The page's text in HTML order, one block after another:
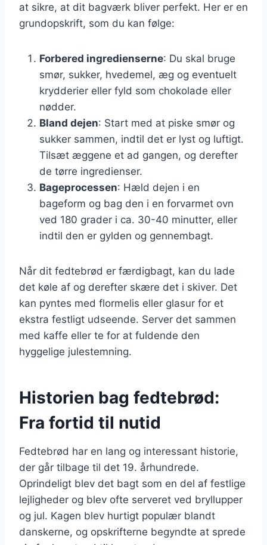
at sikre, at dit bagværk bliver perfekt. Her er en
grundopskrift, som du kan følge:
Forbered ingredienserne: Du skal bruge
smør, sukker, hvedemel, æg og eventuelt
krydderier eller fyld som chokolade eller
nødder.
Bland dejen: Start med at piske smør og
sukker sammen, indtil det er lyst og luftigt.
Tilsæt æggene et ad gangen, og derefter
de tørre ingredienser.
Bageprocessen: Hæld dejen i en
bageform og bag den i en forvarmet ovn
ved 180 grader i ca. 30-40 minutter, eller
indtil den er gylden og gennembagt.
Når dit fedtebrød er færdigbagt, kan du lade
det køle af og derefter skære det i skiver. Det
kan pyntes med flormelis eller glasur for et
ekstra festligt udseende. Server det sammen
med kaffe eller te for at fuldende den
hyggelige julestemning.
Historien bag fedtebrød:
Fra fortid til nutid
Fedtebrød har en lang og interessant historie,
der går tilbage til det 19. århundrede.
Oprindeligt blev det bagt som en del af festlige
lejligheder og blev ofte serveret ved bryllupper
og jul. Kagen blev hurtigt populær blandt
danskerne, og opskrifterne begyndte at sprede